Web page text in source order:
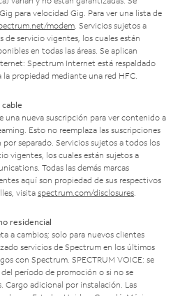
para velocidad Gig. Para ver una lista de
modem . Servicios sujetos a
servicio vigentes, los cuales están
en todas las áreas. Se aplican
Spectrum Internet está respaldado
propiedad mediante una red HFC.
una nueva suscripción para ver contenido a
Esto no reemplaza las suscripciones
por separado. Servicios sujetos a todos los
vigentes, los cuales están sujetos a
Todas las demás marcas
aquí son propiedad de sus respectivos
visita spectrum.com/disclosures
residencial
a cambios; solo para nuevos clientes
servicios de Spectrum en los últimos
con Spectrum. SPECTRUM VOICE: se
período de promoción o si no se
Cargo adicional por instalación. Las